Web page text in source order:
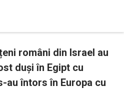
români din Israel au
duși în Egipt cu
au întors în Europa cu